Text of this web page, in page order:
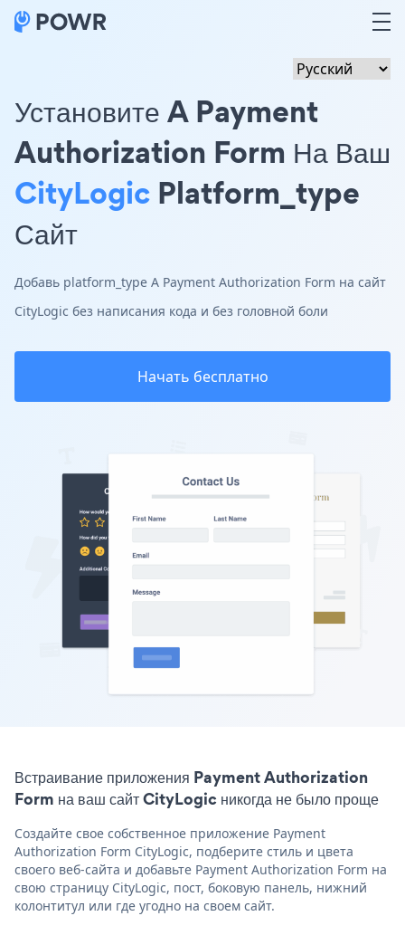
Установите A Payment
Authorization Form На Ваш
CityLogic Platform_type
Сайт
Добавь platform_type A Payment Authorization Form на сайт
CityLogic без написания кода и без головной боли
Начать бесплатно
Встраивание приложения Payment Authorization
Form на ваш сайт CityLogic никогда не было проще
Создайте свое собственное приложение Payment
Authorization Form CityLogic, подберите стиль и цвета
своего веб-сайта и добавьте Payment Authorization Form на
свою страницу CityLogic, пост, боковую панель, нижний
колонтитул или где угодно на своем сайт.